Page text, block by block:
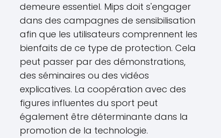
demeure essentiel. Mips doit s'engager
dans des campagnes de sensibilisation
afin que les utilisateurs comprennent les
bienfaits de ce type de protection. Cela
peut passer par des démonstrations,
des séminaires ou des vidéos
explicatives. La coopération avec des
figures influentes du sport peut
également être déterminante dans la
promotion de la technologie.